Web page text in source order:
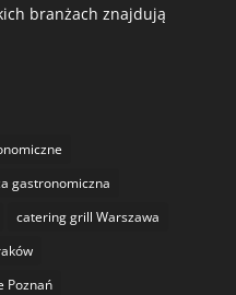
branżach znajdują
gastronomiczna
catering grill Warszawa
Poznań